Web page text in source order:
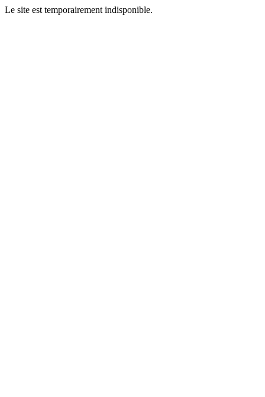
Le site est temporairement indisponible.